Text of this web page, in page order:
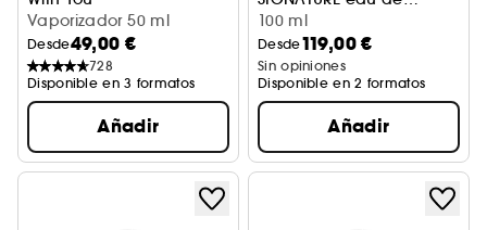
Eau de Toilette
Vaporizador 50 ml
Desde49,00 €
728
Disponible en 3 formatos
Añadir
toilette
100 ml
Desde119,00 €
Sin opiniones
Disponible en 2 formatos
Añadir